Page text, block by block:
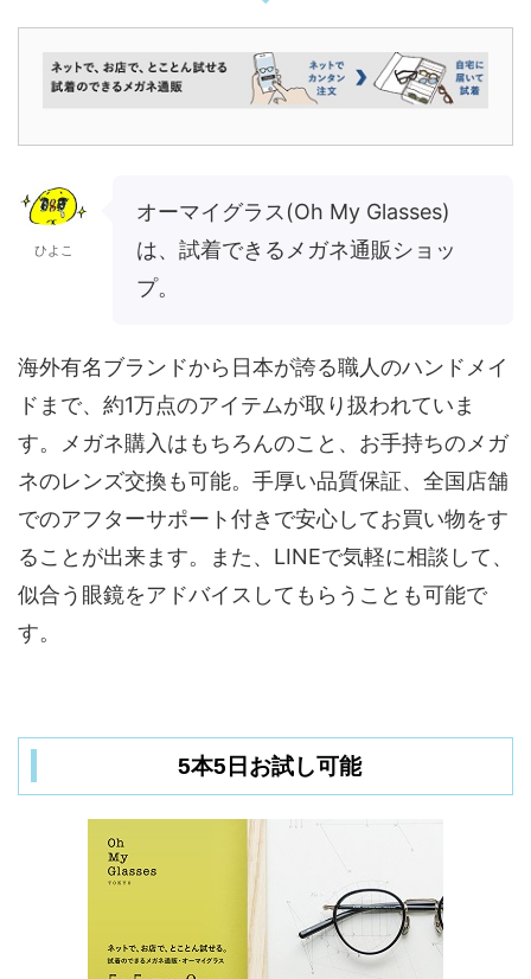
ひよこ
オーマイグラス(Oh My Glasses)
は、試着できるメガネ通販ショッ
プ。
海外有名ブランドから日本が誇る職人のハンドメイ
ドまで、約1万点のアイテムが取り扱われていま
す。メガネ購入はもちろんのこと、お手持ちのメガ
ネのレンズ交換も可能。手厚い品質保証、全国店舗
でのアフターサポート付きで安心してお買い物をす
ることが出来ます。また、LINEで気軽に相談して、
似合う眼鏡をアドバイスしてもらうことも可能で
す。
5本5日お試し可能